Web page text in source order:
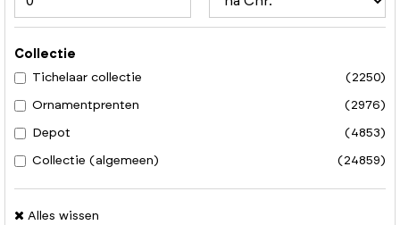
Collectie
Tichelaar collectie
(2250)
Ornamentprenten (2976)
Depot (4853)
Collectie (algemeen) (24859)
Alles wissen